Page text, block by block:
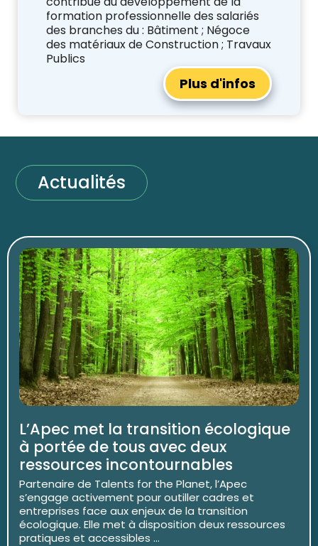
formation professionnelle des salariés
des branches du : Bâtiment ; Négoce
des matériaux de Construction ; Travaux
Publics
Plus d'infos
Actualités
L’Apec met la transition écologique
à portée de tous avec deux
ressources incontournables
Partenaire de Talents for the Planet, l’Apec
s’engage activement pour outiller cadres et
entreprises face aux enjeux de la transition
écologique. Elle met à disposition deux ressources
pratiques et accessibles ...